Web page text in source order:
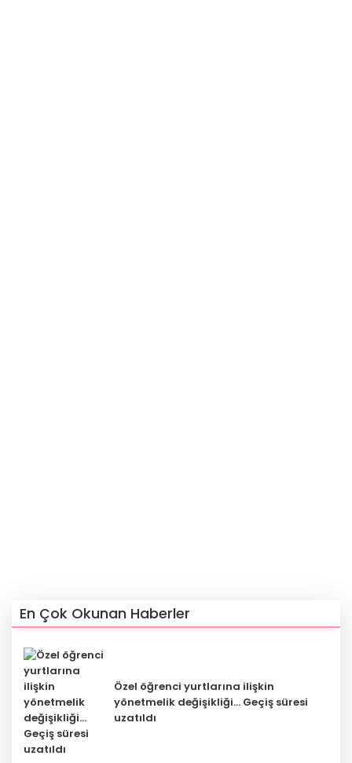
En Çok Okunan Haberler
Özel öğrenci yurtlarına ilişkin
yönetmelik değişikliği... Geçiş süresi
uzatıldı